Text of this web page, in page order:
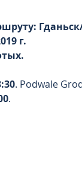
г.
. Podwale
.